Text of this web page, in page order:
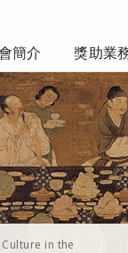
簡介 獎助業
in the